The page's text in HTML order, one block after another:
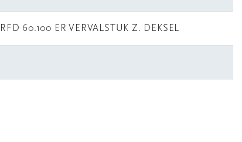
RFD 60.100 ER VERVALSTUK Z. DEKSEL